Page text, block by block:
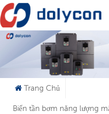
Bạn Đang
Trang Chủ
Biến tần bơm năng lượng